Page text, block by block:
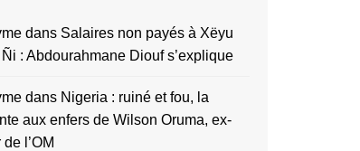
dans Salaires non payés à Xëyu
: Abdourahmane Diouf s’explique
dans Nigeria : ruiné et fou, la
aux enfers de Wilson Oruma, ex-
l’OM